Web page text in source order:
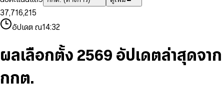
9 7
8
9
8
9
7
8
9
2
3
4
5
7
8
6
7
8
9
,
6
7
8
9
0
1
2
3
5
6
8
9
5
6
7
8
,
1
2
4
6
7
9
0
1
3
5
6
8
9
4
5
7
9
อัปเดต ณ14:32
ผลเลือกตั้ง 2569 อัปเดตล่าสุดจาก
กกต.